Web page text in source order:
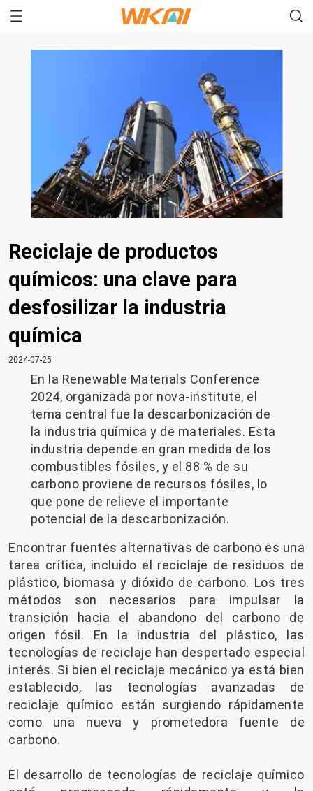
Reciclaje de productos
químicos: una clave para
desfosilizar la industria
química
2024-07-25
En la Renewable Materials Conference
2024, organizada por nova-institute, el
tema central fue la descarbonización de
la industria química y de materiales. Esta
industria depende en gran medida de los
combustibles fósiles, y el 88 % de su
carbono proviene de recursos fósiles, lo
que pone de relieve el importante
potencial de la descarbonización.
Encontrar fuentes alternativas de carbono es una
tarea crítica, incluido el reciclaje de residuos de
plástico, biomasa y dióxido de carbono. Los tres
métodos son necesarios para impulsar la
transición hacia el abandono del carbono de
origen fósil. En la industria del plástico, las
tecnologías de reciclaje han despertado especial
interés. Si bien el reciclaje mecánico ya está bien
establecido, las tecnologías avanzadas de
reciclaje químico están surgiendo rápidamente
como una nueva y prometedora fuente de
carbono.
El desarrollo de tecnologías de reciclaje químico